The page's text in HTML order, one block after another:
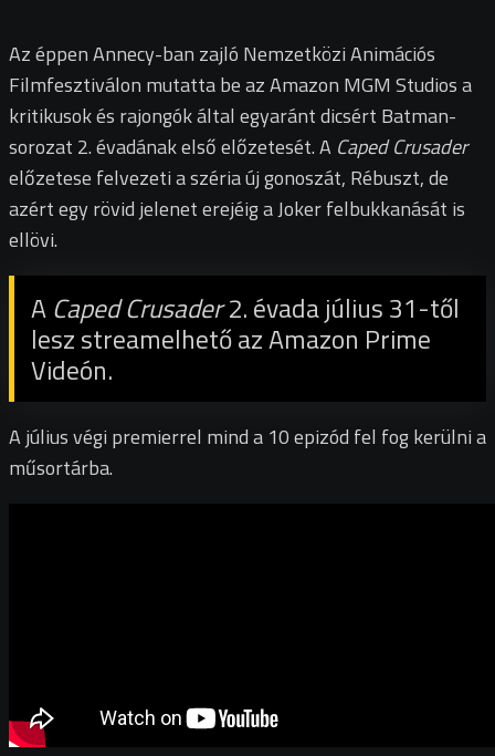
Az éppen Annecy-ban zajló Nemzetközi Animációs
Filmfesztiválon mutatta be az Amazon MGM Studios a
kritikusok és rajongók által egyaránt dicsért Batman-
sorozat 2. évadának első előzetesét. A Caped Crusader
előzetese felvezeti a széria új gonoszát, Rébuszt, de
azért egy rövid jelenet erejéig a Joker felbukkanását is
ellövi.
ACaped Crusader2. évada július 31-től
lesz streamelhető az Amazon Prime
Videón.
A július végi premierrel mind a 10 epizód fel fog kerülni a
műsortárba.